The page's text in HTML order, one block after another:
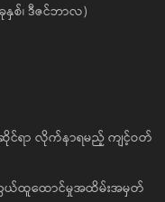
နှစ်၊ ဒီဇင်ဘာလ)
င်ရာ လိုက်နာရမည့် ကျင့်ဝတ်
သွယ်ထူထောင်မှုအထိမ်းအမှတ်